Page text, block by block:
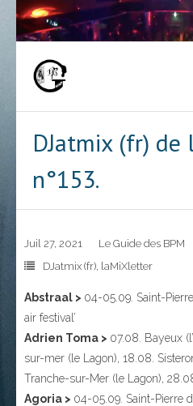
Skip
to
DJatmix (fr)
n°153.
Juil 27, 2021
Le Guide des BPM
DJatmix (fr), laMiXletter
Abstraal > 04-05.09. Saint-
air festival’
Adrien Toma > 07.08. Bayeux
sur-mer (le Lagon), 18.08.
Tranche-sur-Mer (le Lagon),
Agoria > 04-05.09. Saint-Pierre